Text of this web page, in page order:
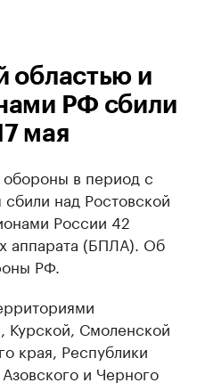
областью и
РФ сбили
мая
в период с
над Ростовской
России 42
аппарата (БПЛА). Об
РФ.
Курской, Смоленской
края, Республики
и Черного